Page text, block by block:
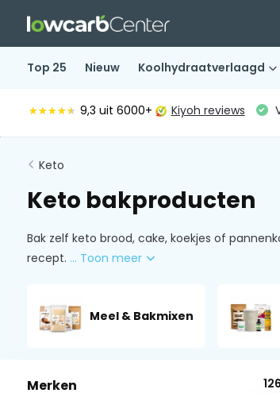
Top 25 Nieuw Koolhydraatverlaagd
★★★★★
★★★★★ 9,3 uit 6000+ Kiyoh reviews
Keto
Keto bakproducten
Bak zelf keto brood, cake, koekjes of
recept. ... Toon meer
Meel & Bakmixen
Merken 126